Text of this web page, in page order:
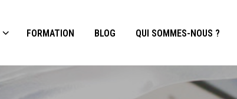
FORMATION BLOG QUI SOMMES-NOUS ?